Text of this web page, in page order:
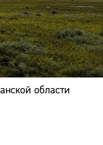
области